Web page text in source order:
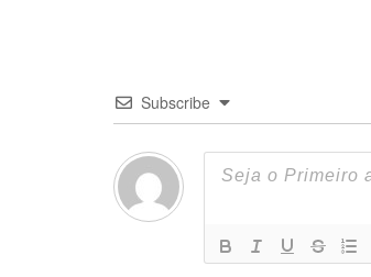
Subscribe